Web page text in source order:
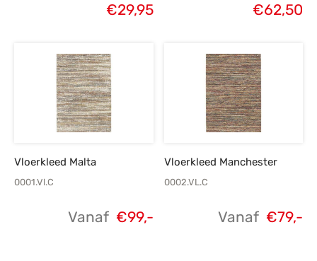
€29,95 €62,50
Vloerkleed Malta
0001.Vl.C
Vanaf €99,-
Vloerkleed Manchester
0002.VL.C
Vanaf €79,-